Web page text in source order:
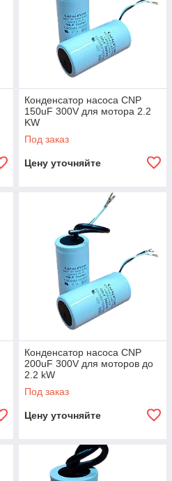
Конденсатор насоса CNP
150uF 300V для мотора 2.2
KW
Под заказ
Цену уточняйте
Конденсатор насоса CNP
200uF 300V для моторов до
2.2 kW
Под заказ
Цену уточняйте